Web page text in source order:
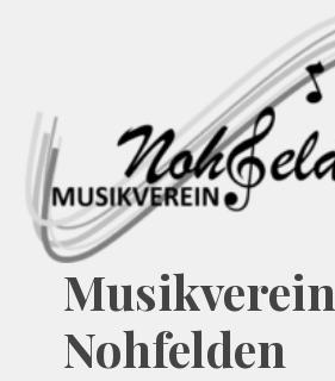
Musikverein
Nohfelden